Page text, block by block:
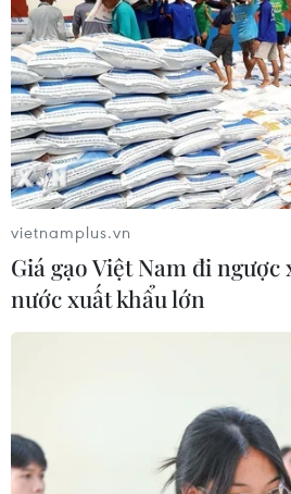
Bắt đầu từ 0 giờ ngày 14/6, Tiền
cách xã hội theo Chỉ thị 16 Thủ
vietnamplus.vn
Giá gạo Việt Nam đi ngược
nước xuất khẩu lớn